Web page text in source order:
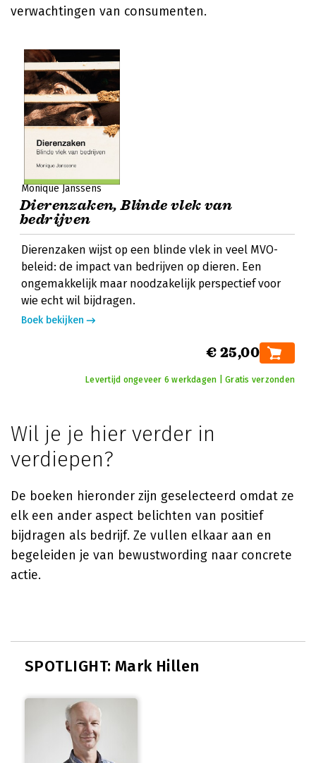
verwachtingen van consumenten.
Monique Janssens
Dierenzaken, Blinde vlek van
bedrijven
Dierenzaken wijst op een blinde vlek in veel MVO-
beleid: de impact van bedrijven op dieren. Een
ongemakkelijk maar noodzakelijk perspectief voor
wie echt wil bijdragen.
Boek bekijken
€ 25,00
Levertijd ongeveer 6 werkdagen | Gratis verzonden
Wil je je hier verder in
verdiepen?
De boeken hieronder zijn geselecteerd omdat ze
elk een ander aspect belichten van positief
bijdragen als bedrijf. Ze vullen elkaar aan en
begeleiden je van bewustwording naar concrete
actie.
SPOTLIGHT: Mark Hillen